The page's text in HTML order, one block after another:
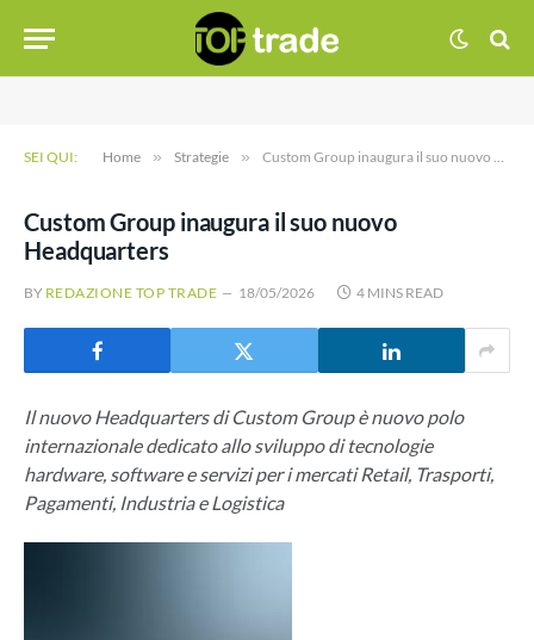
SEI QUI: Home » Strategie » Custom Group inaugura il suo nuovo Headquarters
Custom Group inaugura il suo nuovo
Headquarters
BY REDAZIONE TOP TRADE 18/05/2026 4 MINS READ
Il nuovo Headquarters di Custom Group è nuovo polo
internazionale dedicato allo sviluppo di tecnologie
hardware, software e servizi per i mercati Retail, Trasporti,
Pagamenti, Industria e Logistica